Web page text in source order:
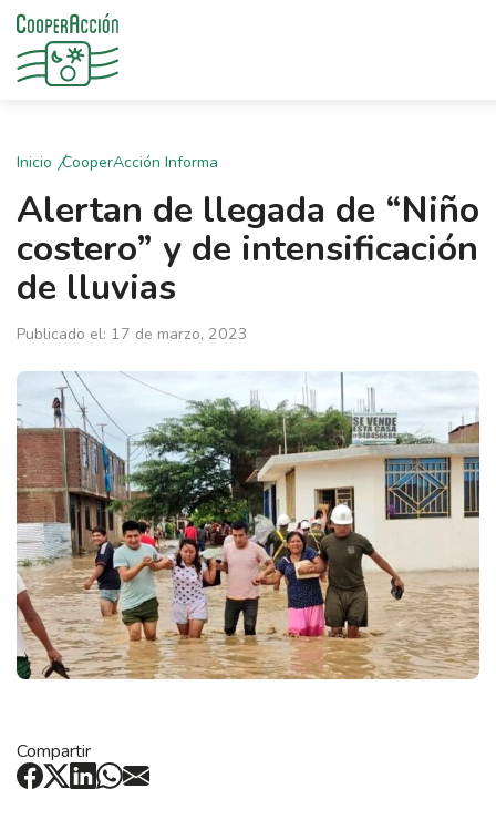
Inicio CooperAcción Informa
Alertan de llegada de “Niño
costero” y de intensificación
de lluvias
Publicado el: 17 de marzo, 2023
Compartir